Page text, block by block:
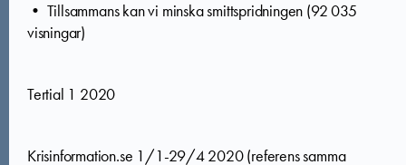
• Tillsammans kan vi minska smittspridningen (92 035
visningar)
Tertial 1 2020
Krisinformation.se 1/1-29/4 2020 (referens samma